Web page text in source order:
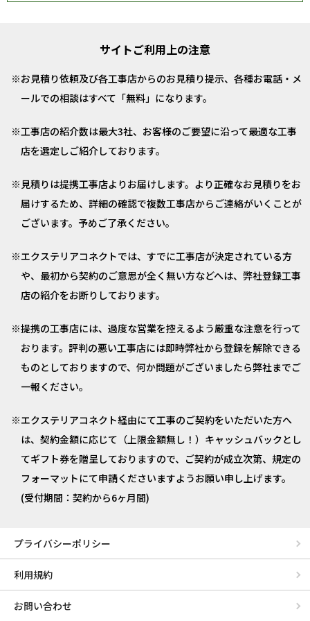
サイトご利用上の注意
お見積り依頼及び各工事店からのお見積り提示、各種お電話・メ
ールでの相談はすべて「無料」になります。
工事店の紹介数は最大3社、お客様のご要望に沿って最適な工事
店を選定しご紹介しております。
見積りは提携工事店よりお届けします。より正確なお見積りをお
届けするため、詳細の確認で複数工事店からご連絡がいくことが
ございます。予めご了承ください。
エクステリアコネクトでは、すでに工事店が決定されている方
や、最初から契約のご意思が全く無い方などへは、弊社登録工事
店の紹介をお断りしております。
提携の工事店には、過度な営業を控えるよう厳重な注意を行って
おります。評判の悪い工事店には即時弊社から登録を解除できる
ものとしておりますので、何か問題がございましたら弊社までご
一報ください。
エクステリアコネクト経由にて工事のご契約をいただいた方へ
は、契約金額に応じて（上限金額無し！）キャッシュバックとし
てギフト券を贈呈しておりますので、ご契約が成立次第、規定の
フォーマットにて申請くださいますようお願い申し上げます。
(受付期間：契約から6ヶ月間)
プライバシーポリシー
利用規約
お問い合わせ